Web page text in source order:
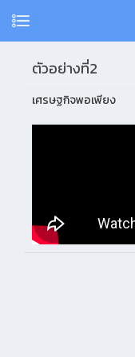
ตัวอย่างที่2
เศรษฐกิจพอเพียง